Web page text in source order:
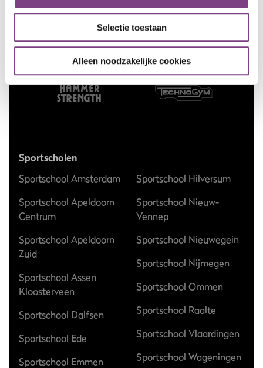
Selectie toestaan
Alleen noodzakelijke cookies
Sportscholen
Sportschool Amsterdam
Sportschool Apeldoorn
Centrum
Sportschool Apeldoorn
Zuid
Sportschool Assen
Kloosterveen
Sportschool Dalfsen
Sportschool Ede
Sportschool Emmen
Sportschool Hilversum
Sportschool Nieuw-
Vennep
Sportschool Nieuwegein
Sportschool Nijmegen
Sportschool Ommen
Sportschool Raalte
Sportschool Vlaardingen
Sportschool Wageningen